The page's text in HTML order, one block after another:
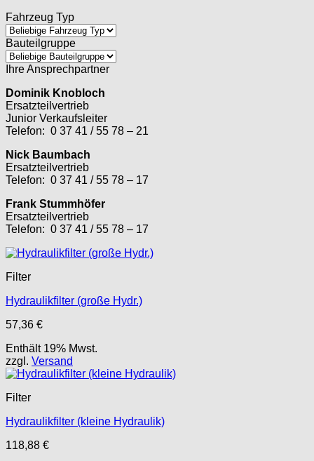
Fahrzeug Typ
Bauteilgruppe
Ihre Ansprechpartner
Dominik Knobloch
Ersatzteilvertrieb
Junior Verkaufsleiter
Telefon: 0 37 41 / 55 78 – 21
Nick Baumbach
Ersatzteilvertrieb
Telefon: 0 37 41 / 55 78 – 17
Frank Stummhöfer
Ersatzteilvertrieb
Telefon: 0 37 41 / 55 78 – 17
Filter
Hydraulikfilter (große Hydr.)
57,36 €
Enthält 19% Mwst.
zzgl. Versand
Filter
Hydraulikfilter (kleine Hydraulik)
118,88 €